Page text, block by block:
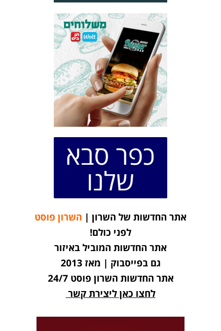
כפר סבא
שלנו
אתר החדשות של השרון | השרון פוסט
לפני כולם!
אתר החדשות המוביל באיזור
גם בפייסבוק | מאז 2013
אתר החדשות השרון פוסט 24/7
לחצו כאן ליצירת קשר